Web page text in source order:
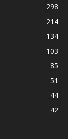
298
214
134
103
85
51
44
42